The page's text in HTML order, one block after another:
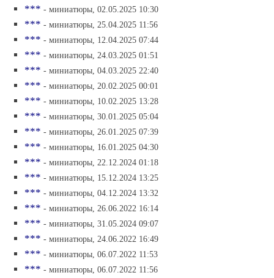
*** - миниатюры, 02.05.2025 10:30
*** - миниатюры, 25.04.2025 11:56
*** - миниатюры, 12.04.2025 07:44
*** - миниатюры, 24.03.2025 01:51
*** - миниатюры, 04.03.2025 22:40
*** - миниатюры, 20.02.2025 00:01
*** - миниатюры, 10.02.2025 13:28
*** - миниатюры, 30.01.2025 05:04
*** - миниатюры, 26.01.2025 07:39
*** - миниатюры, 16.01.2025 04:30
*** - миниатюры, 22.12.2024 01:18
*** - миниатюры, 15.12.2024 13:25
*** - миниатюры, 04.12.2024 13:32
*** - миниатюры, 26.06.2022 16:14
*** - миниатюры, 31.05.2024 09:07
*** - миниатюры, 24.06.2022 16:49
*** - миниатюры, 06.07.2022 11:53
*** - миниатюры, 06.07.2022 11:56